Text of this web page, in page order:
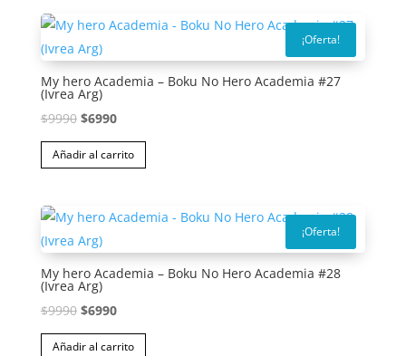
$9990.$6990.
¡Oferta!
My hero Academia – Boku No Hero Academia #27
(Ivrea Arg)
$9990 El
precio
original
$9990.
$6990El
precio
actual
$6990.
Añadir al carrito
¡Oferta!
My hero Academia – Boku No Hero Academia #28
(Ivrea Arg)
$9990 El
precio
$6990El
precio
Añadir al carrito